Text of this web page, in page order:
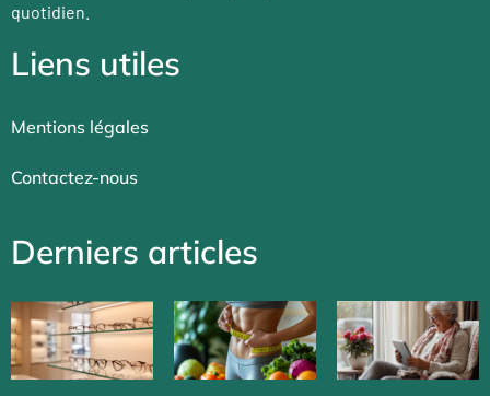
quotidien.
Liens utiles
Mentions légales
Contactez-nous
Derniers articles